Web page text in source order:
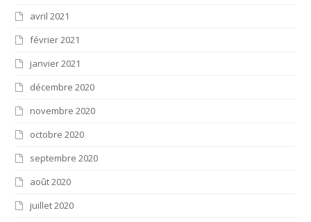
avril 2021
février 2021
janvier 2021
décembre 2020
novembre 2020
octobre 2020
septembre 2020
août 2020
juillet 2020